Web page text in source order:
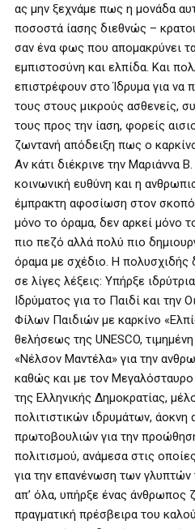
ας μην ξεχνάμε πως η μονάδα
ποσοστά ίασης διεθνώς –
σαν ένα φως που απομακρύνει
εμπιστοσύνη και ελπίδα. Και
επιστρέφουν στο Ίδρυμα για να
τους στους μικρούς ασθενείς,
τους προς την ίαση, φορείς
ζωντανή απόδειξη πως ο
Αν κάτι διέκρινε την Μαριάννα
κοινωνική ευθύνη και η
έμπρακτη αφοσίωση στον
μόνο το όραμα, δεν αρκεί μόνο
πιο πεζό αλλά πολύ πιο
όραμα με σχέδιο. Η πολυσχιδής
σε λίγες λέξεις: Υπήρξε
Ιδρύματος για το Παιδί και την
Φίλων Παιδιών με καρκίνο
θελήσεως της UNESCO,
«Νέλσον Μαντέλα» για την
καθώς και με τον
της Ελληνικής Δημοκρατίας,
πολιτιστικών ιδρυμάτων,
πρωτοβουλιών για την
πολιτισμού, ανάμεσα στις
για την επανένωση των
απ’ όλα, υπήρξε ένας άνθρωπος
πραγματική πρέσβειρα του